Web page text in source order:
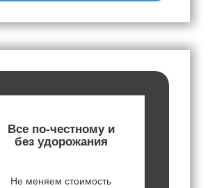
Все по-честному и
без удорожания
Не меняем стоимость